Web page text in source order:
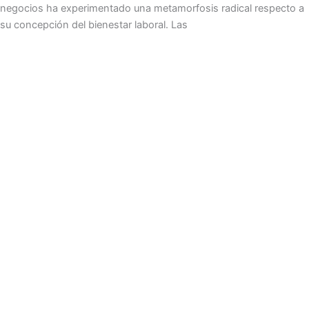
negocios ha experimentado una metamorfosis radical respecto a
su concepción del bienestar laboral. Las